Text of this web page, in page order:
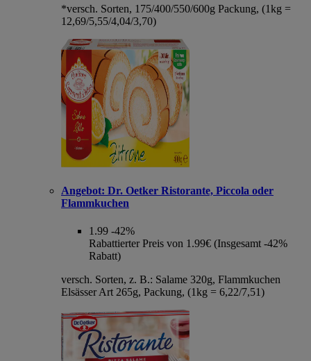
*versch. Sorten, 175/400/550/600g Packung, (1kg =
12,69/5,55/4,04/3,70)
Angebot: Dr. Oetker Ristorante, Piccola oder
Flammkuchen
1.99 -42%
Rabattierter Preis von 1.99€ (Insgesamt -42%
Rabatt)
versch. Sorten, z. B.: Salame 320g, Flammkuchen
Elsässer Art 265g, Packung, (1kg = 6,22/7,51)